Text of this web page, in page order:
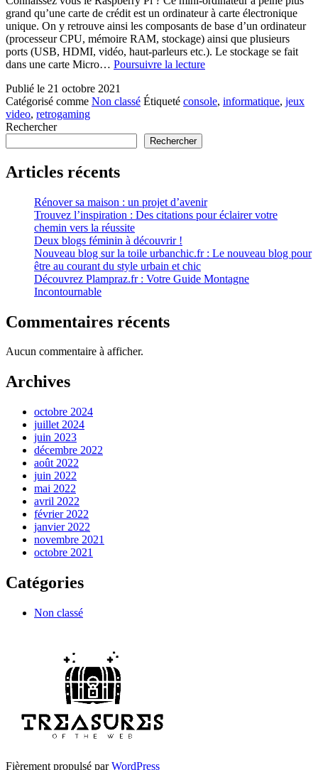
grand qu’une carte de crédit est un ordinateur à carte électronique
unique. On y retrouve ainsi les composants de base d’un ordinateur
(processeur CPU, mémoire RAM, stockage) ainsi que plusieurs
ports (USB, HDMI, vidéo, haut-parleurs etc.). Le stockage se fait
dans une carte Micro… Poursuivre la lectureIdées
simples
Publié le 21 octobre 2021
Catégorisé comme Non classé Étiqueté console, informatique, jeux
video, retrogaming
Rechercher
Rechercher
Articles récents
Rénover sa maison : un projet d’avenir
Trouvez l’inspiration : Des citations pour éclairer votre
chemin vers la réussite
Deux blogs féminin à découvrir !
Nouveau blog sur la toile urbanchic.fr : Le nouveau blog pour
être au courant du style urbain et chic
Découvrez Plampraz.fr : Votre Guide Montagne
Incontournable
Commentaires récents
Aucun commentaire à afficher.
Archives
octobre 2024
juillet 2024
juin 2023
décembre 2022
août 2022
juin 2022
mai 2022
avril 2022
février 2022
janvier 2022
novembre 2021
octobre 2021
Catégories
Non classé
Fièrement propulsé parWordPress